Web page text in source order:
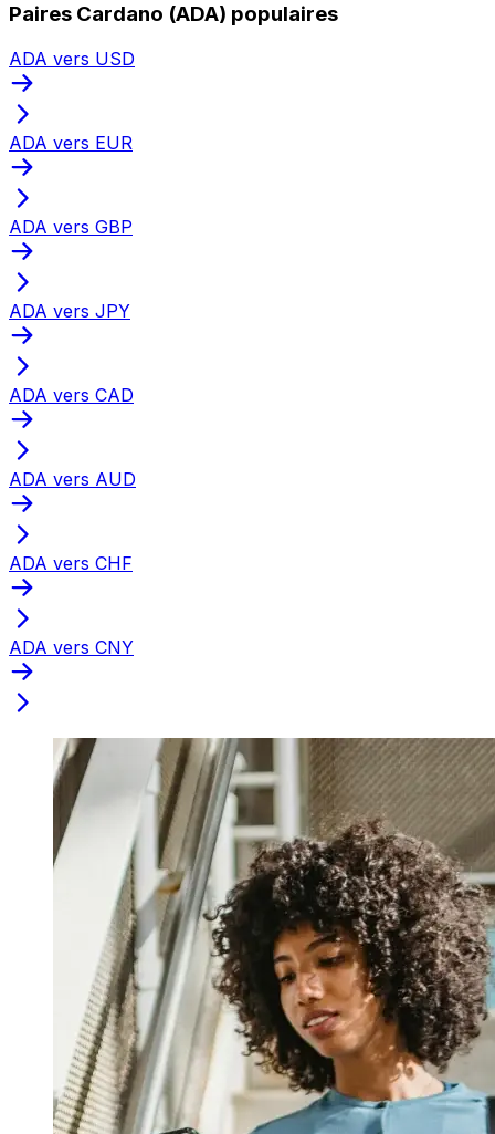
Paires Cardano (ADA) populaires
ADA vers USD
ADA vers EUR
ADA vers GBP
ADA vers JPY
ADA vers CAD
ADA vers AUD
ADA vers CHF
ADA vers CNY